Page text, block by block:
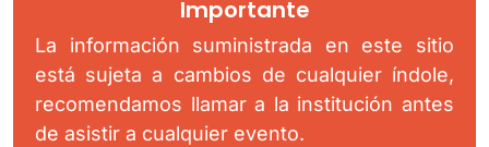
Importante
La información suministrada en este sitio
está sujeta a cambios de cualquier índole,
recomendamos llamar a la institución antes
de asistir a cualquier evento.